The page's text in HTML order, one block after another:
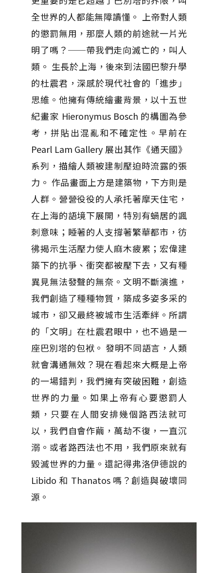
全世界的人都能無障讀懂。 上帝對人類
的懲罰無用，那麼人類的前途就一片光
明了嗎？──帶我們走向滅亡的，叫人
類。 生長於上海，後來到法國巴黎升學
的杜震君，深感於現代社會的「進步」
思維。他擁有傳統繪畫背景，以十五世
紀畫家 Hieronymus Bosch 的構圖為參
考，拼貼出混亂和不確定性。早前在
Pearl Lam Gallery 展出其作《通天國》
系列，描繪人類被建制壓迫時流露的張
力。 作品畫面上方是建築物，下方則是
人群。營營役役的人承托著摩天住宅，
在上海的語境下展開，特別有蝸居的諷
刺意味；睡著的人支撐著繁華都市，彷
彿揭示生活壓力使人麻木疲累；宏偉建
築下的抗爭、衝突都被壓下去，又有種
異見無法發聲的無奈。文明不斷演進，
我們創造了種種物質，築成多姿多采的
城市，卻又最終被城市生活牽絆。所謂
的「文明」在杜震君眼中，也不過是一
座巴別塔的包袱。 發明不同語言，人類
就會溝通無效？現在看起來大概是上帝
的一場錯判，我們擁有突破困難，創造
世界的力量。如果上帝有心要懲罰人
類，只要在人間安排幾個路西法就可
以，我們自會作繭，萬劫不復，一直沉
溺。或者路西法也不用，我們原來就有
毀滅世界的力量。還記得弗洛伊德說的
Libido 和 Thanatos 嗎？創造與破壞同
源。